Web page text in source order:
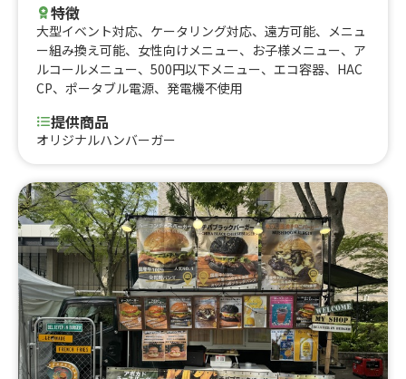
特徴
大型イベント対応、 ケータリング対応、 遠方可能、
メニュ
ー組み換え可能、 女性向けメニュー、 お子様メニュー、 ア
ルコールメニュー、 500円以下メニュー、 エコ容器、 HAC
CP、 ポータブル電源、 発電機不使用
提供商品
オリジナルハンバーガー